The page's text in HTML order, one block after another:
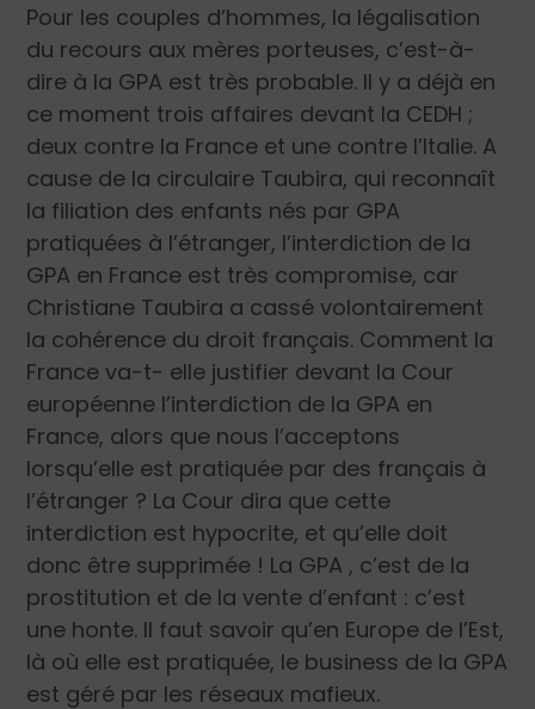
Pour les couples d’hommes, la légalisation
du recours aux mères porteuses, c’est-à-
dire à la GPA est très probable. Il y a déjà en
ce moment trois affaires devant la CEDH ;
deux contre la France et une contre l’Italie. A
cause de la circulaire Taubira, qui reconnaît
la filiation des enfants nés par GPA
pratiquées à l’étranger, l’interdiction de la
GPA en France est très compromise, car
Christiane Taubira a cassé volontairement
la cohérence du droit français. Comment la
France va-t- elle justifier devant la Cour
européenne l’interdiction de la GPA en
France, alors que nous l’acceptons
lorsqu’elle est pratiquée par des français à
l’étranger ? La Cour dira que cette
interdiction est hypocrite, et qu’elle doit
donc être supprimée ! La GPA , c’est de la
prostitution et de la vente d’enfant : c’est
une honte. Il faut savoir qu’en Europe de l’Est,
là où elle est pratiquée, le business de la GPA
est géré par les réseaux mafieux.